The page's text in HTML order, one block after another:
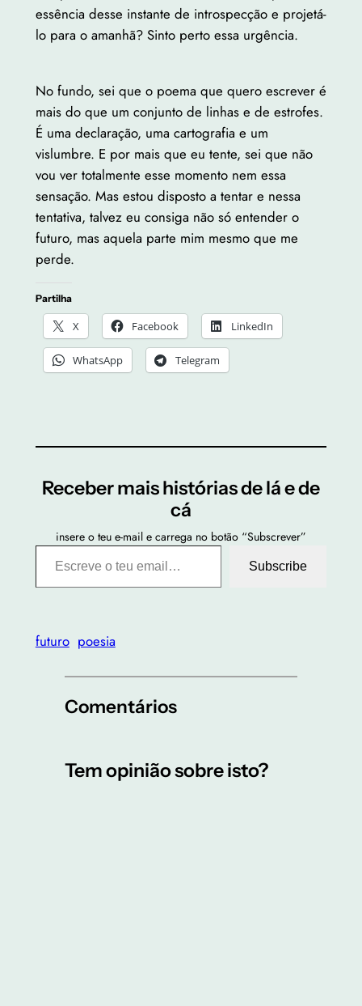
essência desse instante de introspecção e projetá-
lo para o amanhã? Sinto perto essa urgência.
No fundo, sei que o poema que quero escrever é
mais do que um conjunto de linhas e de estrofes.
É uma declaração, uma cartografia e um
vislumbre. E por mais que eu tente, sei que não
vou ver totalmente esse momento nem essa
sensação. Mas estou disposto a tentar e nessa
tentativa, talvez eu consiga não só entender o
futuro, mas aquela parte mim mesmo que me
perde.
Partilha
X Facebook LinkedIn
WhatsApp Telegram
Receber mais histórias de lá e de
cá
insere o teu e-mail e carrega no botão “Subscrever”
Escreve o teu email…
Subscribe
futuro poesia
Comentários
Tem opinião sobre isto?